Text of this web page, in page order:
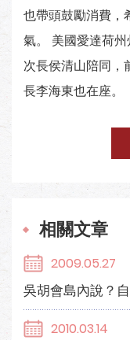
也帶頭鼓勵消費，
氣。 美國愛達荷
次長侯清山陪同，
長李海東也在座。
相關文章
2009.05.27
吳胡會島內說？
2010.03.14